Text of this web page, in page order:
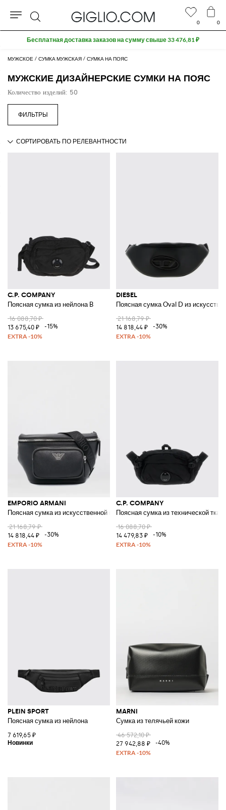
МУЖСКОЕ СУМКА МУЖСКАЯ СУМКА НА ПОЯС
МУЖСКИЕ ДИЗАЙНЕРСКИЕ СУМКИ НА ПОЯС
Количество изделий: 50
C.P. COMPANY
Поясная сумка из нейлона B
16 088,70 ₽
13 675,40 ₽
-15%
DIESEL
Поясная сумка Oval D из
21 168,79 ₽
14 818,44 ₽
-30%
EMPORIO ARMANI
Поясная сумка из искусственной кожи сафьяно
21 168,79 ₽
14 818,44 ₽
-30%
C.P. COMPANY
Поясная сумка из технической
16 088,70 ₽
14 479,83 ₽
-10%
PLEIN SPORT
Поясная сумка из нейлона
7 619,65 ₽
MARNI
Сумка из телячьей кожи
46 572,10 ₽
27 942,88 ₽
-40%
0 0
Поиск
Extra 10% off SALE